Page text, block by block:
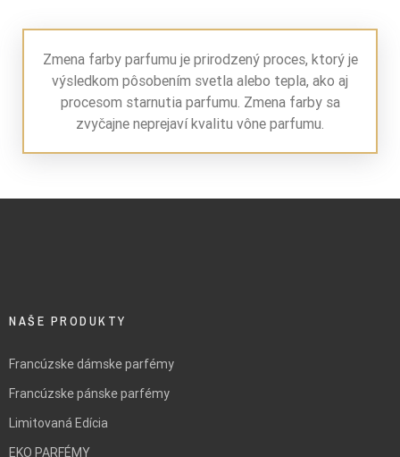
Zmena farby parfumu je prirodzený proces, ktorý je
výsledkom pôsobením svetla alebo tepla, ako aj
procesom starnutia parfumu. Zmena farby sa
zvyčajne neprejaví kvalitu vône parfumu.
NAŠE PRODUKTY
Francúzske dámske parfémy
Francúzske pánske parfémy
Limitovaná Edícia
EKO PARFÉMY